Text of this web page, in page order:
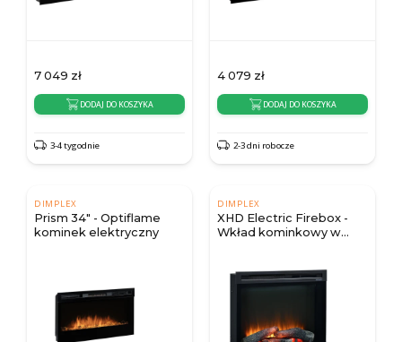
7 049 zł
DODAJ DO KOSZYKA
3-4 tygodnie
4 079 zł
DODAJ DO KOSZYKA
2-3 dni robocze
DIMPLEX
Prism 34" - Optiflame
kominek elektryczny
DIMPLEX
XHD Electric Firebox -
Wkład kominkowy w